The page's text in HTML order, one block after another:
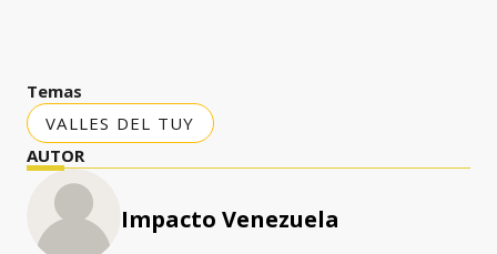
Temas
VALLES DEL TUY
AUTOR
Impacto Venezuela